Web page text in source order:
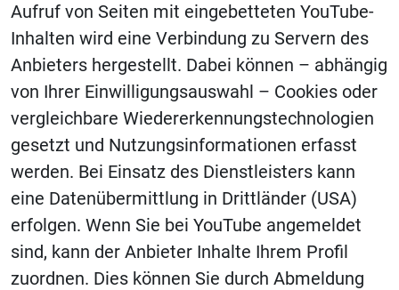
Aufruf von Seiten mit eingebetteten YouTube-
Inhalten wird eine Verbindung zu Servern des
Anbieters hergestellt. Dabei können – abhängig
von Ihrer Einwilligungsauswahl – Cookies oder
vergleichbare Wiedererkennungstechnologien
gesetzt und Nutzungsinformationen erfasst
werden. Bei Einsatz des Dienstleisters kann
eine Datenübermittlung in Drittländer (USA)
erfolgen. Wenn Sie bei YouTube angemeldet
sind, kann der Anbieter Inhalte Ihrem Profil
zuordnen. Dies können Sie durch Abmeldung